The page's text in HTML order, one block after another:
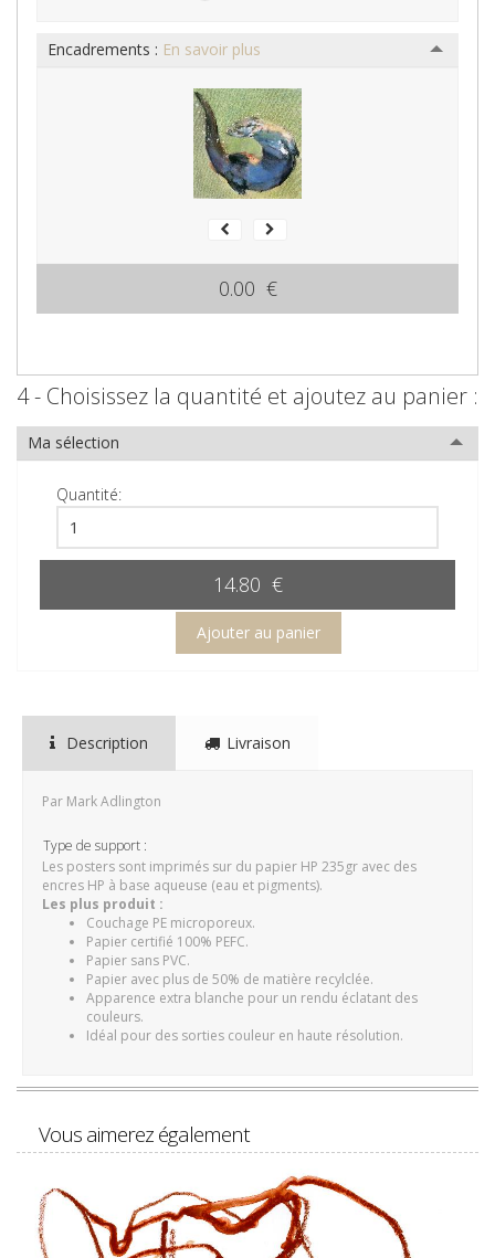
Encadrements : En savoir plus
0.00 €
4 - Choisissez la quantité et ajoutez au panier :
Ma sélection
Quantité:
14.80 €
Description Livraison
Par Mark Adlington
Type de support :
Les posters sont imprimés sur du papier HP 235gr avec des
encres HP à base aqueuse (eau et pigments).
Les plus produit :
Couchage PE microporeux.
Papier certifié 100% PEFC.
Papier sans PVC.
Papier avec plus de 50% de matière recylclée.
Apparence extra blanche pour un rendu éclatant des
couleurs.
Idéal pour des sorties couleur en haute résolution.
Vous aimerez également